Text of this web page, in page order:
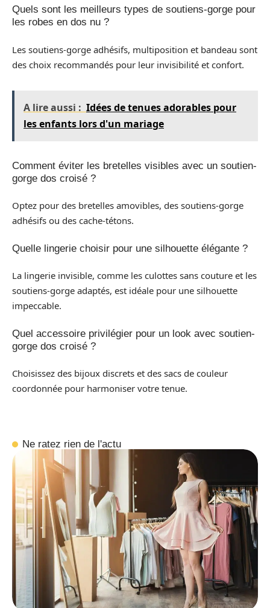
Quels sont les meilleurs types de soutiens-gorge pour
les robes en dos nu ?
Les soutiens-gorge adhésifs, multiposition et bandeau sont
des choix recommandés pour leur invisibilité et confort.
A lire aussi : Idées de tenues adorables pour
les enfants lors d'un mariage
Comment éviter les bretelles visibles avec un soutien-
gorge dos croisé ?
Optez pour des bretelles amovibles, des soutiens-gorge
adhésifs ou des cache-tétons.
Quelle lingerie choisir pour une silhouette élégante ?
La lingerie invisible, comme les culottes sans couture et les
soutiens-gorge adaptés, est idéale pour une silhouette
impeccable.
Quel accessoire privilégier pour un look avec soutien-
gorge dos croisé ?
Choisissez des bijoux discrets et des sacs de couleur
coordonnée pour harmoniser votre tenue.
Ne ratez rien de l'actu